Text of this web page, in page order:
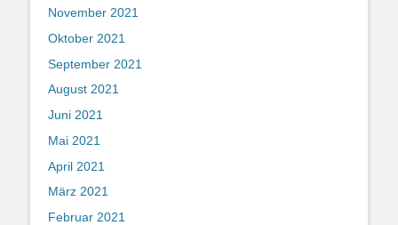
November 2021
Oktober 2021
September 2021
August 2021
Juni 2021
Mai 2021
April 2021
März 2021
Februar 2021